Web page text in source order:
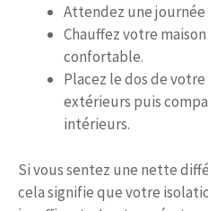
Attendez une
Chauffez votre
confortable.
Placez le dos de
extérieurs puis
intérieurs.
Si vous sentez une nette
cela signifie que votre